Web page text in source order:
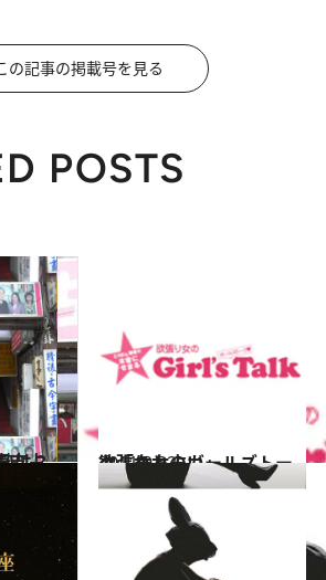
の記事の掲載号を見る
POSTS
運勢は？ 2011.9.22
欲張り女のガールズトーク「女と占い」
カルチャー